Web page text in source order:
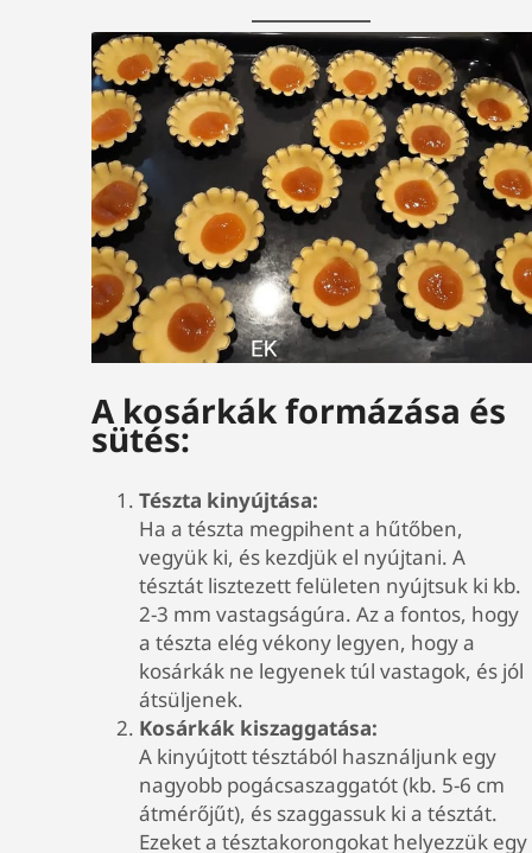
A kosárkák formázása és
sütés:
Tészta kinyújtása:
Ha a tészta megpihent a hűtőben,
vegyük ki, és kezdjük el nyújtani. A
tésztát lisztezett felületen nyújtsuk ki kb.
2-3 mm vastagságúra. Az a fontos, hogy
a tészta elég vékony legyen, hogy a
kosárkák ne legyenek túl vastagok, és jól
átsüljenek.
Kosárkák kiszaggatása:
A kinyújtott tésztából használjunk egy
nagyobb pogácsaszaggatót (kb. 5-6 cm
átmérőjűt), és szaggassuk ki a tésztát.
Ezeket a tésztakorongokat helyezzük egy